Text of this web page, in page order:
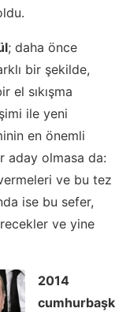
; daha önce
bir şekilde,
el sıkışma
ile yeni
en önemli
aday olmasa da:
ve bu tez
ise bu sefer,
ve yine
2014
cumhurbaşk